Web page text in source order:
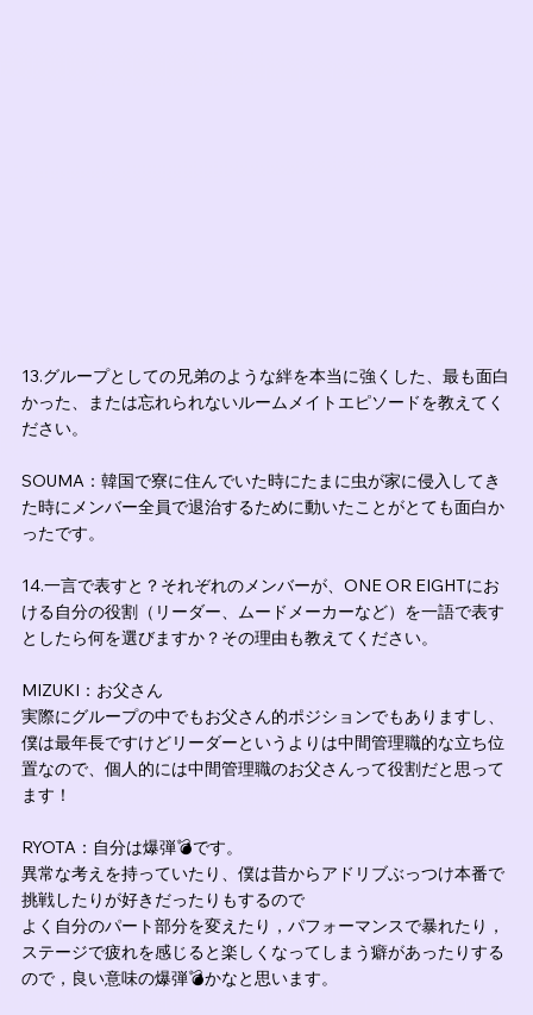
13.グループとしての兄弟のような絆を本当に強くした、最も面白
かった、または忘れられないルームメイトエピソードを教えてく
ださい。
SOUMA：韓国で寮に住んでいた時にたまに虫が家に侵入してき
た時にメンバー全員で退治するために動いたことがとても面白か
ったです。
14.一言で表すと？それぞれのメンバーが、ONE OR EIGHTにお
ける自分の役割（リーダー、ムードメーカーなど）を一語で表す
としたら何を選びますか？その理由も教えてください。
MIZUKI：お父さん
実際にグループの中でもお父さん的ポジションでもありますし、
僕は最年長ですけどリーダーというよりは中間管理職的な立ち位
置なので、個人的には中間管理職のお父さんって役割だと思って
ます！
RYOTA：自分は爆弾💣です。
異常な考えを持っていたり、僕は昔からアドリブぶっつけ本番で
挑戦したりが好きだったりもするので
よく自分のパート部分を変えたり，パフォーマンスで暴れたり，
ステージで疲れを感じると楽しくなってしまう癖があったりする
ので，良い意味の爆弾💣かなと思います。